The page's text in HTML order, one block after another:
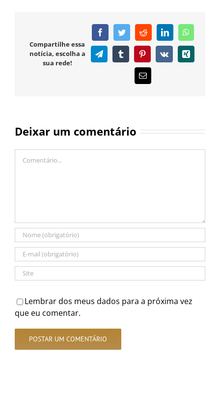
Compartilhe essa
notícia, escolha a
sua rede!
FacebookTwitterRedditLinkedIn
TelegramTumblr PinterestVk Xing
E-
mail
Deixar um comentário
Lembrar dos meus dados para a próxima vez
que eu comentar.